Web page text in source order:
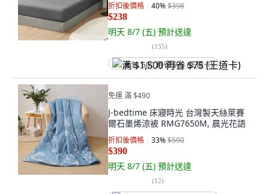
折扣後價格 40%$398
$238
明天 8/7 (五) 預計送達
(155)
满 $1,500 再省 $75 (王道卡)
免運 滿 $490
J-bedtime 床寢時光 台灣製天絲萊賽
爾石墨烯涼被 RMG7650M, 晨光花語
折扣後價格 33%$590
$390
明天 8/7 (五) 預計送達
(12)